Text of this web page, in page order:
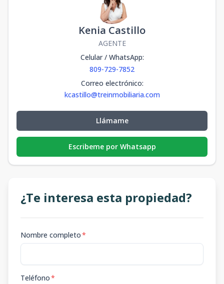
Kenia Castillo
AGENTE
Celular / WhatsApp:
809-729-7852
Correo electrónico:
kcastillo@treinmobiliaria.com
Llámame
Escribeme por Whatsapp
¿Te interesa esta propiedad?
Nombre completo*
Teléfono*